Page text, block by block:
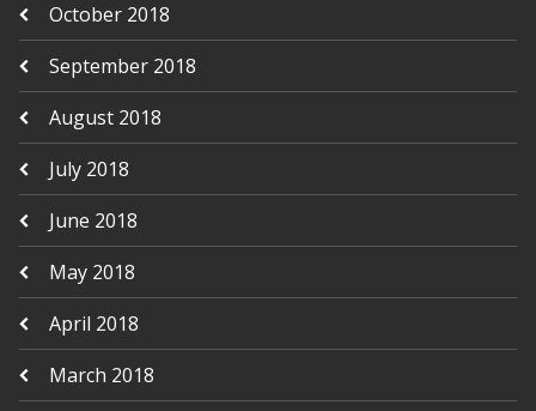
October 2018
September 2018
August 2018
July 2018
June 2018
May 2018
April 2018
March 2018